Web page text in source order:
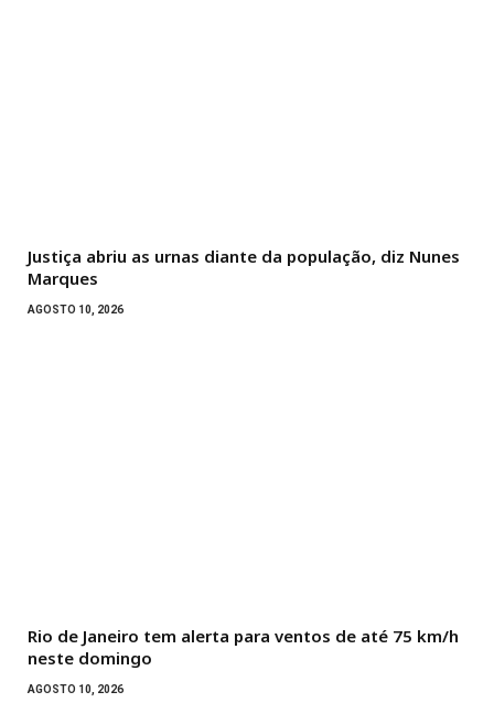
Justiça abriu as urnas diante da população, diz Nunes
Marques
AGOSTO 10, 2026
Rio de Janeiro tem alerta para ventos de até 75 km/h
neste domingo
AGOSTO 10, 2026